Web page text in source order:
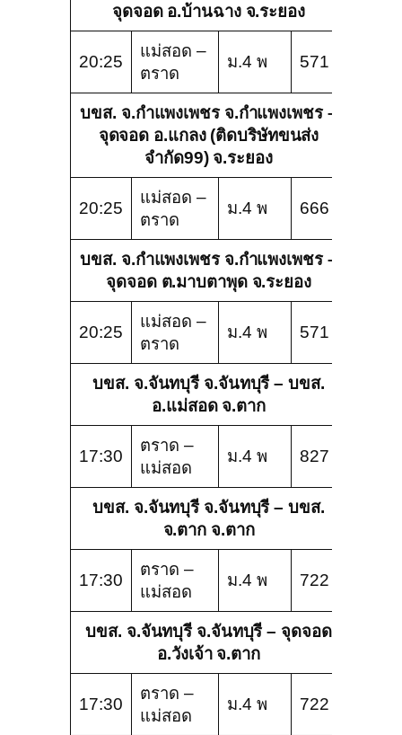
จุดจอด อ.บ้านฉาง จ.ระยอง
20:25
แม่สอด –
ตราด
ม.4 พ 571
บขส. จ.กำแพงเพชร จ.กำแพงเพชร –
จุดจอด อ.แกลง (ติดบริษัทขนส่ง
จำกัด99) จ.ระยอง
20:25
แม่สอด –
ตราด
ม.4 พ 666
บขส. จ.กำแพงเพชร จ.กำแพงเพชร –
จุดจอด ต.มาบตาพุด จ.ระยอง
20:25
แม่สอด –
ตราด
ม.4 พ 571
บขส. จ.จันทบุรี จ.จันทบุรี – บขส.
อ.แม่สอด จ.ตาก
17:30
ตราด –
แม่สอด
ม.4 พ 827
บขส. จ.จันทบุรี จ.จันทบุรี – บขส.
จ.ตาก จ.ตาก
17:30
ตราด –
แม่สอด
ม.4 พ 722
บขส. จ.จันทบุรี จ.จันทบุรี – จุดจอด
อ.วังเจ้า จ.ตาก
17:30
ตราด –
แม่สอด
ม.4 พ 722